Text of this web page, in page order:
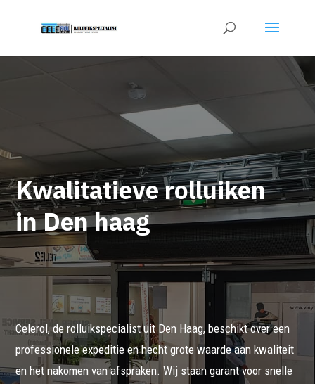
Kwalitatieve rolluiken
in Den haag
Celerol, de rolluikspecialist uit Den Haag, beschikt over een
professionele expeditie en hecht grote waarde aan kwaliteit
en het nakomen van afspraken. Wij staan garant voor snelle